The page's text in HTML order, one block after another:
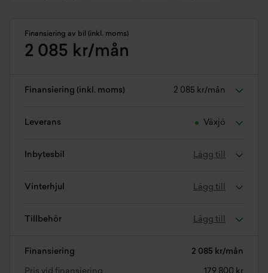
Finansiering av bil (inkl. moms)
2 085 kr/mån
Finansiering (inkl. moms) 2 085 kr/mån
Leverans Växjö
Inbytesbil Lägg till
Vinterhjul Lägg till
Tillbehör Lägg till
Finansiering 2 085 kr/mån